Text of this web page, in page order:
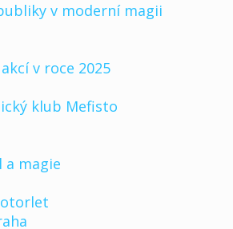
v moderní magii
v roce 2025
klub Mefisto
a magie